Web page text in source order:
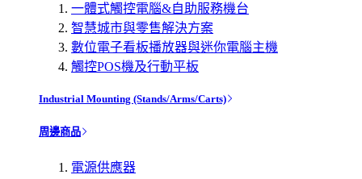
一體式觸控電腦&自助服務機台
智慧城市與零售解決方案
數位電子看板播放器與迷你電腦主機
觸控POS機及行動平板
Industrial Mounting (Stands/Arms/Carts)
周邊商品
電源供應器